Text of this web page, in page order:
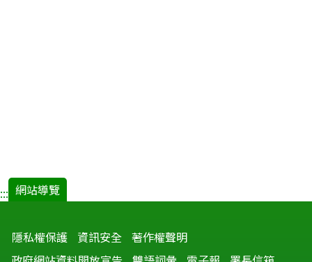
::: 網站導覽
隱私權保護 資訊安全 著作權聲明